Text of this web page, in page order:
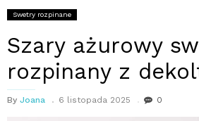
Swetry rozpinane
Szary ażurowy
rozpinany z
By Joana 6 listopada 2025 0